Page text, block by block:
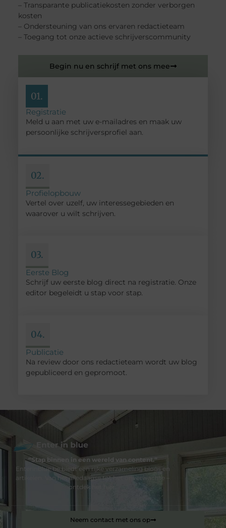
– Transparante publicatiekosten zonder verborgen
kosten
– Ondersteuning van ons ervaren redactieteam
– Toegang tot onze actieve schrijverscommunity
Begin nu en schrijf met ons mee
01.
Registratie
Meld u aan met uw e-mailadres en maak uw
persoonlijke schrijversprofiel aan.
02.
Profielopbouw
Vertel over uzelf, uw interessegebieden en
waarover u wilt schrijven.
03.
Eerste Blog
Schrijf uw eerste blog direct na registratie. Onze
editor begeleidt u stap voor stap.
04.
Publicatie
Na review door ons redactieteam wordt uw blog
gepubliceerd en gepromoot.
“Stap binnen in een wereld van content.”
Enterinblue.be biedt een rijke verzameling blogs en
artikelen. Van het alledaagse tot het onverwachte –
ontdek het hier.
Neem contact met ons op